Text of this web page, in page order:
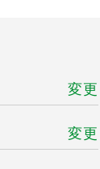
変更
変更